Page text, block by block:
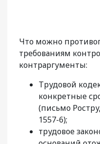
Что можно
требованиям
контраргументы:
Трудовой
конкретные
(письмо
1557-6);
трудовое